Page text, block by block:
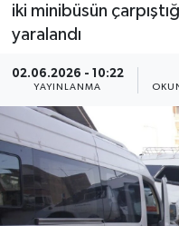
iki minibüsün
yaralandı
02.06.2026 - 10:22
YAYINLANMA
KÜLTÜR - SANAT
SİYASET
SAĞLIK
DÜNYA
Tüm Manşetler
Haber Arşivi